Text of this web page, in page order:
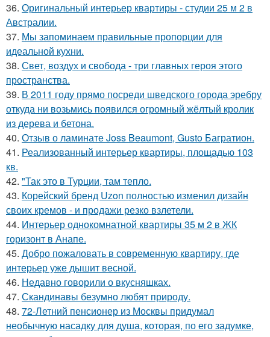
36. Оригинальный интерьер квартиры - студии 25 м 2 в
Австралии.
37. Мы запоминаем правильные пропорции для
идеальной кухни.
38. Свет, воздух и свобода - три главных героя этого
пространства.
39. В 2011 году прямо посреди шведского города эребру
откуда ни возьмись появился огромный жёлтый кролик
из дерева и бетона.
40. Отзыв о ламинате Joss Beaumont, Gusto Багратион.
41. Реализованный интерьер квартиры, площадью 103
кв.
42. "Так это в Турции, там тепло.
43. Корейский бренд Uzon полностью изменил дизайн
своих кремов - и продажи резко взлетели.
44. Интерьер однокомнатной квартиры 35 м 2 в ЖК
горизонт в Анапе.
45. Добро пожаловать в современную квартиру, где
интерьер уже дышит весной.
46. Недавно говорили о вкусняшках.
47. Скандинавы безумно любят природу.
48. 72-Летний пенсионер из Москвы придумал
необычную насадку для душа, которая, по его задумке,